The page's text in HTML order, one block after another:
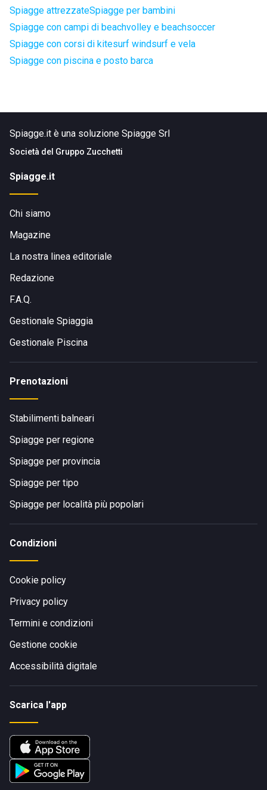
Spiagge attrezzateSpiagge per bambini
Spiagge con campi di beachvolley e beachsoccer
Spiagge con corsi di kitesurf windsurf e vela
Spiagge con piscina e posto barca
Spiagge.it è una soluzione Spiagge Srl
Società del Gruppo Zucchetti
Spiagge.it
Chi siamo
Magazine
La nostra linea editoriale
Redazione
F.A.Q.
Gestionale Spiaggia
Gestionale Piscina
Prenotazioni
Stabilimenti balneari
Spiagge per regione
Spiagge per provincia
Spiagge per tipo
Spiagge per località più popolari
Condizioni
Cookie policy
Privacy policy
Termini e condizioni
Gestione cookie
Accessibilità digitale
Scarica l'app